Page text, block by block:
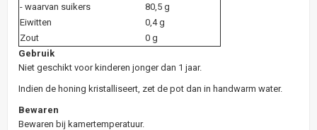
- waarvan suikers
80,5 g
Eiwitten
0,4 g
Zout
0 g
Gebruik
Niet geschikt voor kinderen jonger dan 1 jaar.
Indien de honing kristalliseert, zet de pot dan in handwarm water.
Bewaren
Bewaren bij kamertemperatuur.